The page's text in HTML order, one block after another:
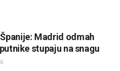
Madrid odmah
stupaju na snagu